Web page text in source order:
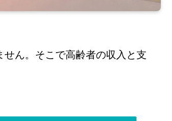
ん。そこで高齢者の収入と支